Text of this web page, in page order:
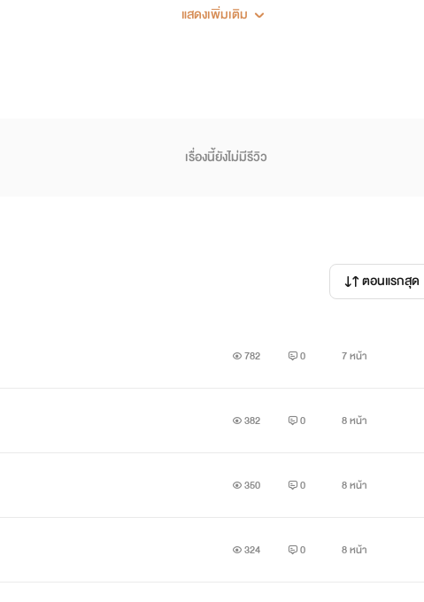
เขาเป็นบุคคลที่เงียบและพูดน้อยที่สุดในกลุ่มที่บ้านทำงานธุรกิจ
แสดงเพิ่มเติม
เรื่องนี้ยังไม่มีรีวิว
ตอนแรกสุด
782 0 7 หน้า
382 0 8 หน้า
350 0 8 หน้า
324 0 8 หน้า